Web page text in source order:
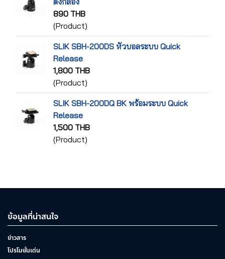
890 THB
(Product)
SLIK SBH-200DS หัวบอลระบบ Quick
Release
1,800 THB
(Product)
SLIK SBH-200DQ BK พร้อมระบบ Quick
Release
1,500 THB
(Product)
ข้อมูลที่น่าสนใจ
ข่าวสาร
โปรโมชั่นเด่น